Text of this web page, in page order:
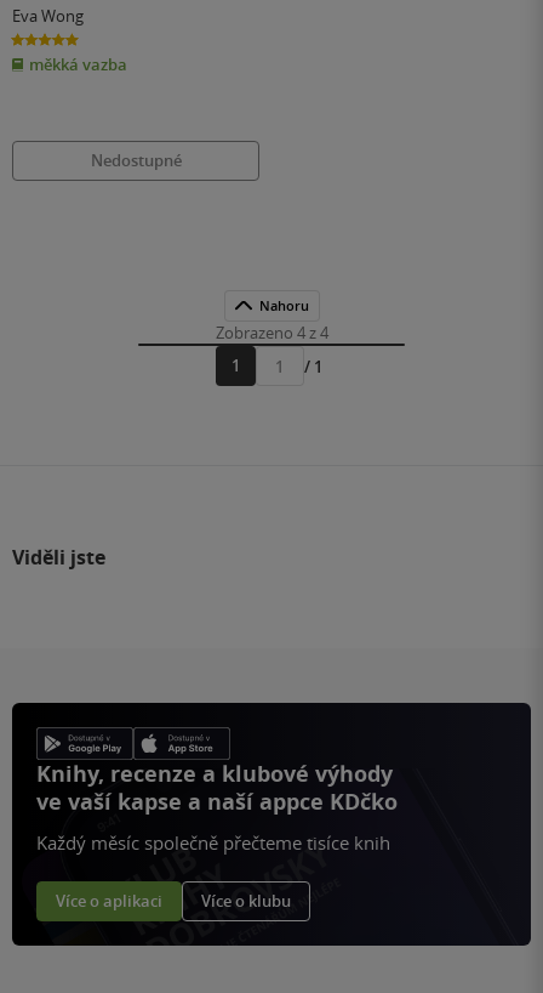
Eva Wong
5.0
z
5
hvězdiček
měkká vazba
Nedostupné
Nahoru
Zobrazeno 4 z 4
1
Přejít
/ 1
Viděli jste
Knihy, recenze a klubové výhody
ve vaší kapse a naší appce KDčko
Každý měsíc společně přečteme tisíce knih
Více o aplikaci Více o klubu